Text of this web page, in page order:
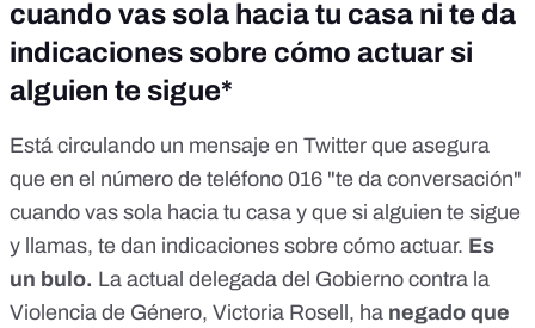
cuando vas sola hacia tu casa ni te da
indicaciones sobre cómo actuar si
alguien te sigue*
Está circulando un mensaje en Twitter que asegura
que en el número de teléfono 016 "te da conversación"
cuando vas sola hacia tu casa y que si alguien te sigue
y llamas, te dan indicaciones sobre cómo actuar. Es
un bulo. La actual delegada del Gobierno contra la
Violencia de Género, Victoria Rosell, ha negado que